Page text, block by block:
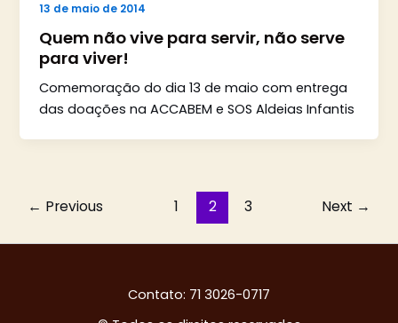
13 de maio de 2014
Quem não vive para servir, não serve
para viver!
Comemoração do dia 13 de maio com entrega
das doações na ACCABEM e SOS Aldeias Infantis
← Previous 1 2 3 Next →
Contato: 71 3026-0717